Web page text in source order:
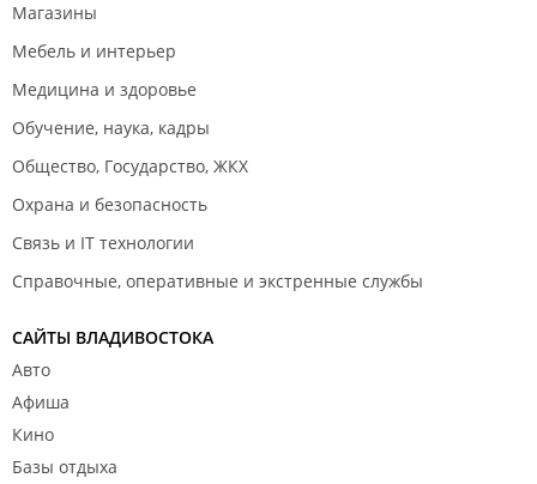
Магазины
Мебель и интерьер
Медицина и здоровье
Обучение, наука, кадры
Общество, Государство, ЖКХ
Охрана и безопасность
Связь и IT технологии
Справочные, оперативные и экстренные службы
САЙТЫ ВЛАДИВОСТОКА
Авто
Афиша
Кино
Базы отдыха